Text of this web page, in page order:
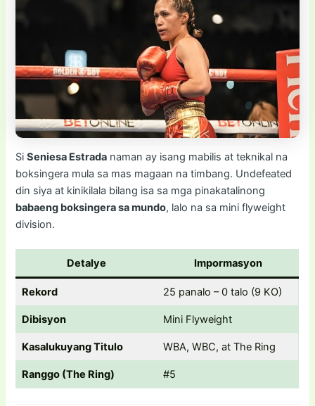
SiSeniesa Estrada naman ay isang mabilis at teknikal na
boksingera mula sa mas magaan na timbang. Undefeated
din siya at kinikilala bilang isa sa mga pinakatalinong
babaeng boksingera sa mundo, lalo na sa mini flyweight
division.
Detalye Impormasyon
Rekord 25 panalo – 0 talo (9 KO)
Dibisyon Mini Flyweight
Kasalukuyang Titulo WBA, WBC, at The Ring
Ranggo (The Ring) #5